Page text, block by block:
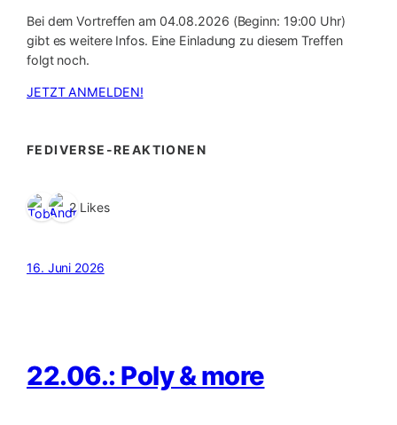
Bei dem Vortreffen am 04.08.2026 (Beginn: 19:00 Uhr)
gibt es weitere Infos. Eine Einladung zu diesem Treffen
folgt noch.
JETZT ANMELDEN!
FEDIVERSE-REAKTIONEN
2 Likes
16. Juni 2026
22.06.: Poly & more